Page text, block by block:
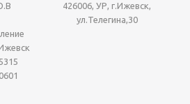
426006, УР, г.Ижевск,
ул.Телегина,30